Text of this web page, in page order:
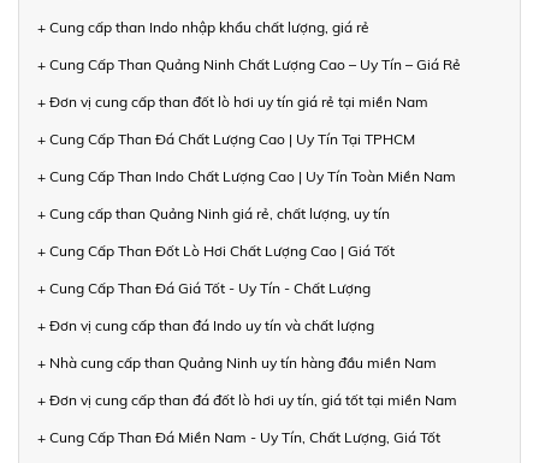
+ Cung cấp than Indo nhập khẩu chất lượng, giá rẻ
+ Cung Cấp Than Quảng Ninh Chất Lượng Cao – Uy Tín – Giá Rẻ
+ Đơn vị cung cấp than đốt lò hơi uy tín giá rẻ tại miền Nam
+ Cung Cấp Than Đá Chất Lượng Cao | Uy Tín Tại TPHCM
+ Cung Cấp Than Indo Chất Lượng Cao | Uy Tín Toàn Miền Nam
+ Cung cấp than Quảng Ninh giá rẻ, chất lượng, uy tín
+ Cung Cấp Than Đốt Lò Hơi Chất Lượng Cao | Giá Tốt
+ Cung Cấp Than Đá Giá Tốt - Uy Tín - Chất Lượng
+ Đơn vị cung cấp than đá Indo uy tín và chất lượng
+ Nhà cung cấp than Quảng Ninh uy tín hàng đầu miền Nam
+ Đơn vị cung cấp than đá đốt lò hơi uy tín, giá tốt tại miền Nam
+ Cung Cấp Than Đá Miền Nam - Uy Tín, Chất Lượng, Giá Tốt